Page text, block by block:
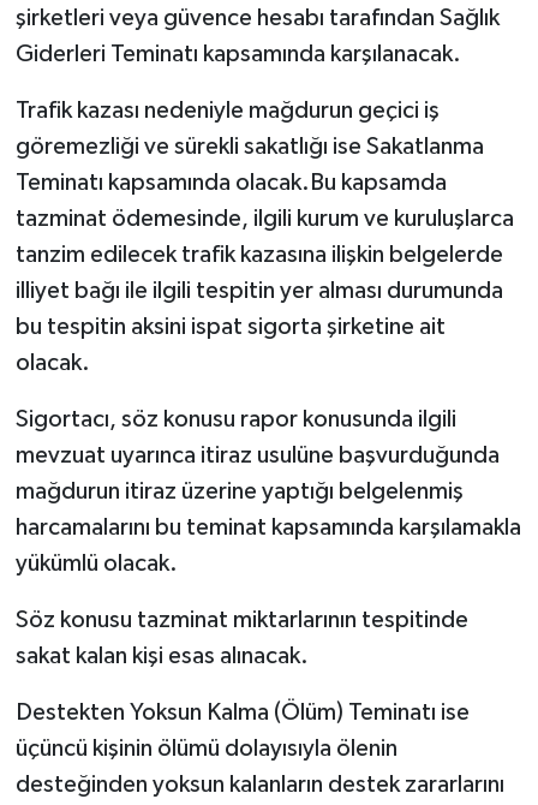
şirketleri veya güvence hesabı tarafından Sağlık
Giderleri Teminatı kapsamında karşılanacak.
Trafik kazası nedeniyle mağdurun geçici iş
göremezliği ve sürekli sakatlığı ise Sakatlanma
Teminatı kapsamında olacak.Bu kapsamda
tazminat ödemesinde, ilgili kurum ve kuruluşlarca
tanzim edilecek trafik kazasına ilişkin belgelerde
illiyet bağı ile ilgili tespitin yer alması durumunda
bu tespitin aksini ispat sigorta şirketine ait
olacak.
Sigortacı, söz konusu rapor konusunda ilgili
mevzuat uyarınca itiraz usulüne başvurduğunda
mağdurun itiraz üzerine yaptığı belgelenmiş
harcamalarını bu teminat kapsamında karşılamakla
yükümlü olacak.
Söz konusu tazminat miktarlarının tespitinde
sakat kalan kişi esas alınacak.
Destekten Yoksun Kalma (Ölüm) Teminatı ise
üçüncü kişinin ölümü dolayısıyla ölenin
desteğinden yoksun kalanların destek zararlarını